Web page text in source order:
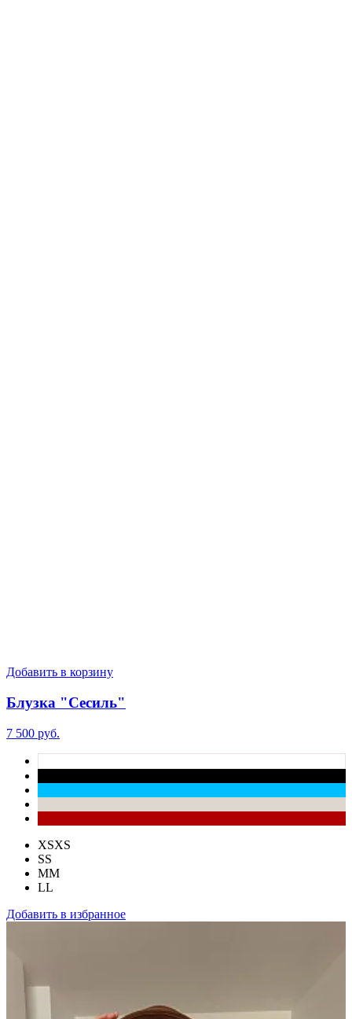
Добавить в корзину
Блузка "Сесиль"
7 500 руб.
XSXS
SS
MM
LL
Добавить в избранное